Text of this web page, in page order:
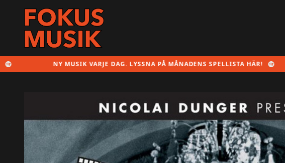
NY MUSIK VARJE DAG. LYSSNA PÅ MÅNADENS SPELLISTA HÄR!